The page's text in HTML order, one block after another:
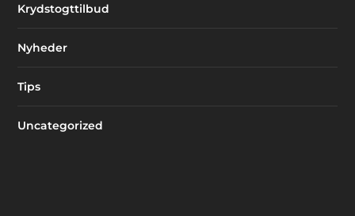
Krydstogttilbud
Nyheder
Tips
Uncategorized